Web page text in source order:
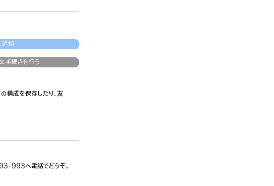
追加
続きを行う
構成を保存したり、友
993へ電話でどうぞ。